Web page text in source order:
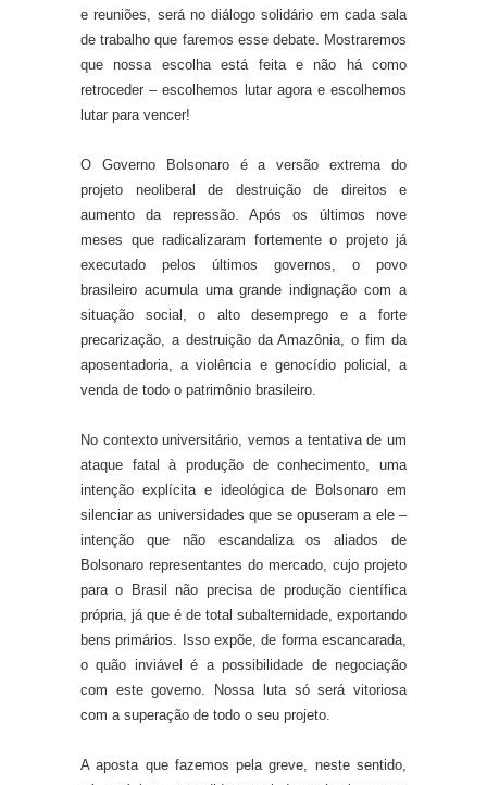
e reuniões, será no diálogo solidário em cada sala
de trabalho que faremos esse debate. Mostraremos
que nossa escolha está feita e não há como
retroceder – escolhemos lutar agora e escolhemos
lutar para vencer!
O Governo Bolsonaro é a versão extrema do
projeto neoliberal de destruição de direitos e
aumento da repressão. Após os últimos nove
meses que radicalizaram fortemente o projeto já
executado pelos últimos governos, o povo
brasileiro acumula uma grande indignação com a
situação social, o alto desemprego e a forte
precarização, a destruição da Amazônia, o fim da
aposentadoria, a violência e genocídio policial, a
venda de todo o patrimônio brasileiro.
No contexto universitário, vemos a tentativa de um
ataque fatal à produção de conhecimento, uma
intenção explícita e ideológica de Bolsonaro em
silenciar as universidades que se opuseram a ele –
intenção que não escandaliza os aliados de
Bolsonaro representantes do mercado, cujo projeto
para o Brasil não precisa de produção científica
própria, já que é de total subalternidade, exportando
bens primários. Isso expõe, de forma escancarada,
o quão inviável é a possibilidade de negociação
com este governo. Nossa luta só será vitoriosa
com a superação de todo o seu projeto.
A aposta que fazemos pela greve, neste sentido,